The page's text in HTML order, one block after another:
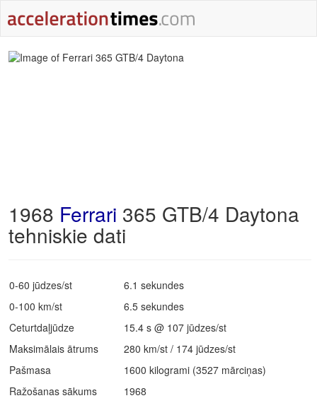
1968 Ferrari 365 GTB/4 Daytona
tehniskie dati
0-60 jūdzes/st
6.1 sekundes
0-100 km/st
6.5 sekundes
Ceturtdaļjūdze
15.4 s @ 107 jūdzes/st
Maksimālais ātrums
280 km/st / 174 jūdzes/st
Pašmasa
1600 kilogrami (3527 mārciņas)
Ražošanas sākums
1968